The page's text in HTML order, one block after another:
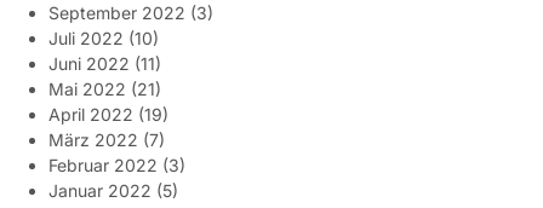
September 2022 (3)
Juli 2022 (10)
Juni 2022 (11)
Mai 2022 (21)
April 2022 (19)
März 2022 (7)
Februar 2022 (3)
Januar 2022 (5)